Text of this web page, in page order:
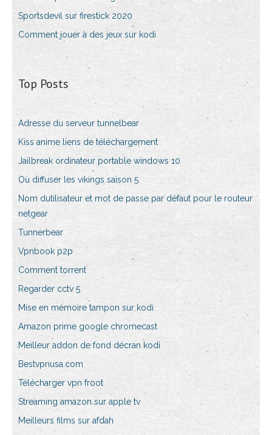
Sportsdevil sur firestick 2020
Comment jouer à des jeux sur kodi
Top Posts
Adresse du serveur tunnelbear
Kiss anime liens de téléchargement
Jailbreak ordinateur portable windows 10
Où diffuser les vikings saison 5
Nom dutilisateur et mot de passe par défaut pour le routeur
netgear
Tunnerbear
Vpnbook p2p
Comment torrent
Regarder cctv 5
Mise en mémoire tampon sur kodi
Amazon prime google chromecast
Meilleur addon de fond décran kodi
Bestvpnusa.com
Télécharger vpn froot
Streaming amazon sur apple tv
Meilleurs films sur afdah